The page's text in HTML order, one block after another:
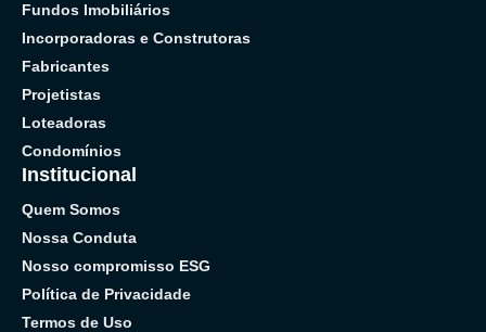
Fundos Imobiliários
Incorporadoras e Construtoras
Fabricantes
Projetistas
Loteadoras
Condomínios
Institucional
Quem Somos
Nossa Conduta
Nosso compromisso ESG
Política de Privacidade
Termos de Uso